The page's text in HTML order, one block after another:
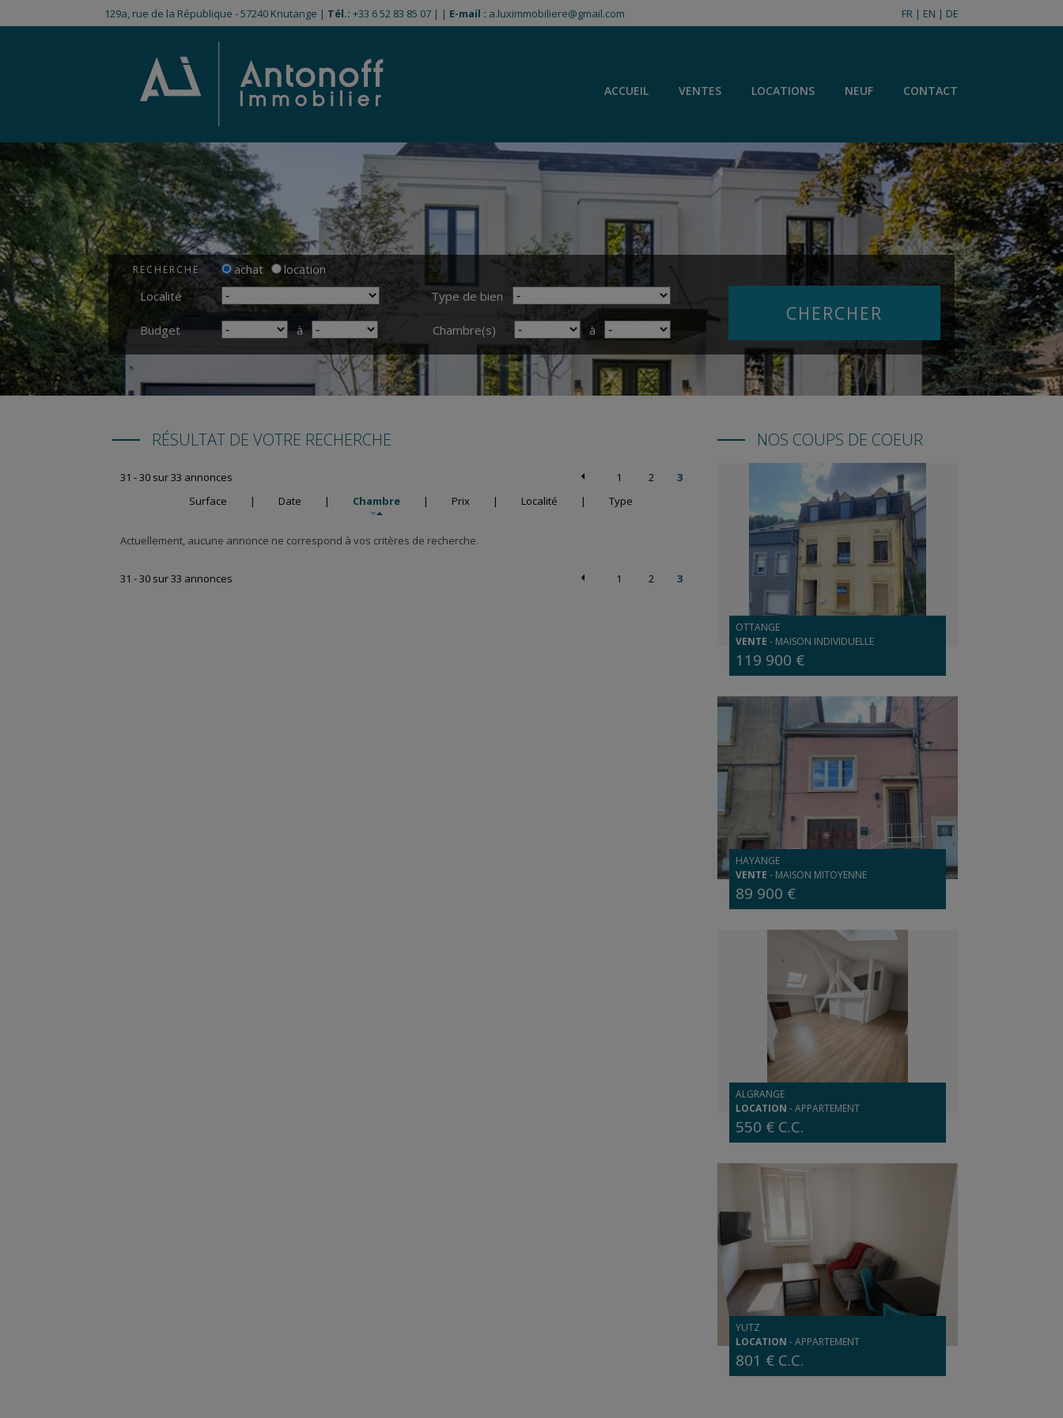
129a, rue de la République - 57240 Knutange | Tél.: +33 6 52 83 85 07 | | E-mail : a.luximmobiliere@gmail.com FR | EN | DE
ACCUEIL VENTES LOCATIONS NEUF CONTACT
RECHERCHE achat
location
Localité
Type de bien
Budget à Chambre(s) à
RÉSULTAT DE VOTRE RECHERCHE
31 - 30 sur 33 annonces 1 2
3
Surface
| Date | Chambre | Prix | Localité | Type
Actuellement, aucune annonce ne correspond à vos critères de recherche.
31 - 30 sur 33 annonces 1 2 3
NOS COUPS DE COEUR
OTTANGE
VENTE - MAISON INDIVIDUELLE
119 900 €
HAYANGE
VENTE - MAISON MITOYENNE
89 900 €
ALGRANGE
LOCATION -APPARTEMENT
550 € C.C.
YUTZ
LOCATION -APPARTEMENT
801 € C.C.